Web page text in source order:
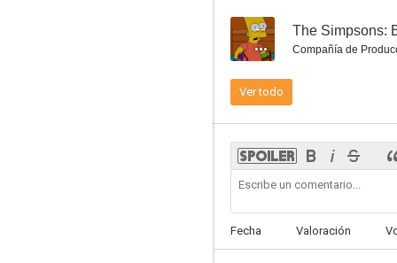
8.2
8.0
-- The Simpsons:
Compañía de
Ver todo
Fecha Valoración